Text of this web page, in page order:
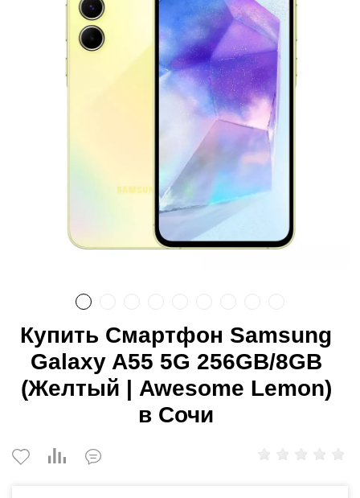
Купить Смартфон Samsung
Galaxy A55 5G 256GB/8GB
(Желтый | Awesome Lemon)
в Сочи